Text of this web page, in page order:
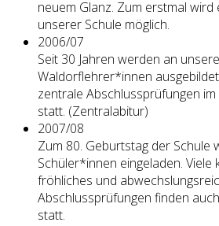
neuem Glanz. Zum erstmal wird
unserer Schule möglich.
2006/07
Seit 30 Jahren werden an
Waldorflehrer*innen
zentrale Abschlussprüfungen
statt. (Zentralabitur)
2007/08
Zum 80. Geburtstag der Schule
Schüler*innen eingeladen. Viele
fröhliches und
Abschlussprüfungen finden
statt.